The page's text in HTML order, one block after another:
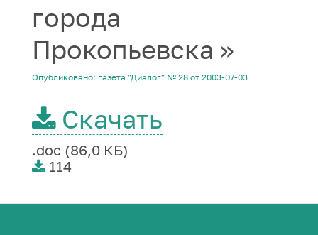
города
Прокопьевска »
Опубликовано: газета "Диалог" № 28 от 2003-07-03
Скачать
.doc (86,0 КБ)
114